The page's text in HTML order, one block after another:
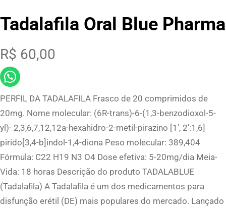
Tadalafila Oral Blue Pharma
R$ 60,00
PERFIL DA TADALAFILA Frasco de 20 comprimidos de
20mg. Nome molecular: (6R-trans)-6-(1,3-benzodioxol-5-
yl)- 2,3,6,7,12,12a-hexahidro-2-metil-pirazino [1′, 2′:1,6]
pirido[3,4-b]indol-1,4-diona Peso molecular: 389,404
Fórmula: C22 H19 N3 O4 Dose efetiva: 5-20mg/dia Meia-
Vida: 18 horas Descrição do produto TADALABLUE
(Tadalafila) A Tadalafila é um dos medicamentos para
disfunção erétil (DE) mais populares do mercado. Lançado